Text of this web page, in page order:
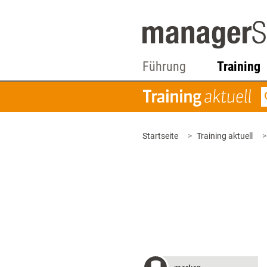
Führung Training
Startseite Training aktuell